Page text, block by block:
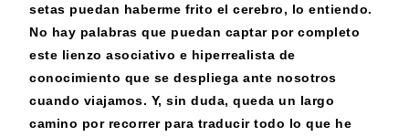
setas puedan haberme frito el cerebro, lo entiendo.
No hay palabras que puedan captar por completo
este lienzo asociativo e hiperrealista de
conocimiento que se despliega ante nosotros
cuando viajamos. Y, sin duda, queda un largo
camino por recorrer para traducir todo lo que he